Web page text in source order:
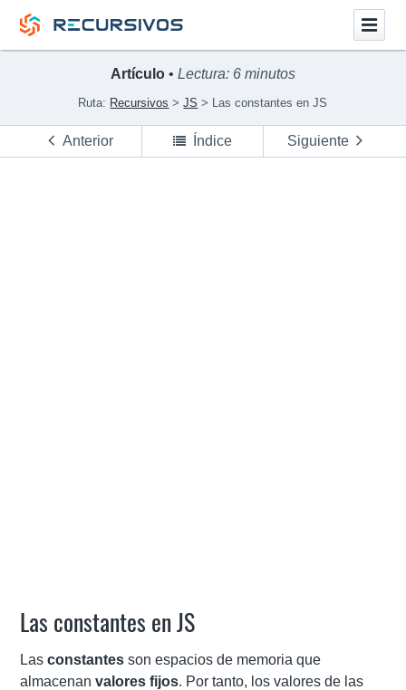
Artículo • Lectura: 6 minutos
Ruta: Recursivos JS Las constantes en JS
Anterior Índice Siguiente
Las constantes en JS
Lasconstantes son espacios de memoria que
almacenanvalores fijos. Por tanto, los valores de las